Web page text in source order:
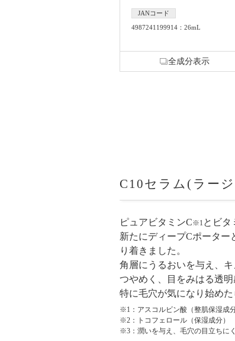
JANコード
4987241199914：26mL
全成分表示
C10セラム(ラー
ピュアビタミンC※1 とビタ
新たにディープCポータ
り着きました。
角層にうるおいを与え、
つやめく、目をみはる透明
特に毛穴が気になり始めた
※1：アスコルビン酸（整肌保湿成分
※2：トコフェロール（保湿成分）
※3：潤いを与え、毛穴の目立ちに